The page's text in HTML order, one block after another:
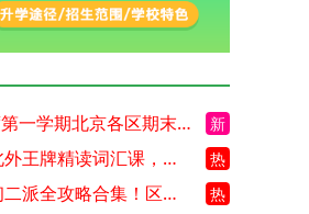
2024-2025学年度第一学期北京各区期末考试真题试卷汇总 新
告别死记硬背！北外王牌精读词汇课，帮孩子突破英语词汇难关 热
海淀各区域小升初二派全攻略合集！区域一至五志愿填报、升学策略详解 热